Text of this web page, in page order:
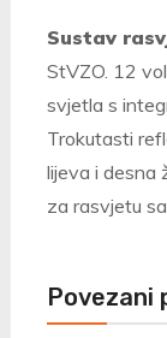
Sustav
StVZO. 12
svjetla s
Trokutasti
lijeva i desna
za rasvjetu
Povezani